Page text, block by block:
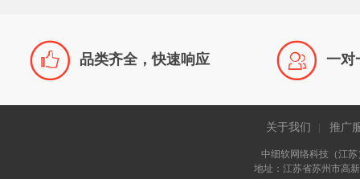
 品类齐全，快速响应  一对
关于我们 推广
中细软网络科技（江
地址：江苏省苏州市高